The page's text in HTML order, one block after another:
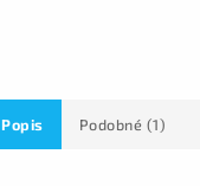
Popis Podobné (1)